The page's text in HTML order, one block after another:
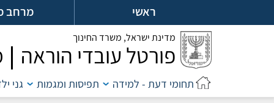
אל
ראשי מרחב
מדינת ישראל, משרד החינוך
פורטל עובדי הוראה
תחומי דעת - למידה תפיסות ומגמות גני